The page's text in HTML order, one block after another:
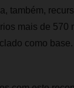
também,
mais de
como base.